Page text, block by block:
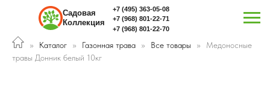
+7 (495) 363-05-08
+7 (968) 801-22-71
Садовая
Коллекция
+7 (968) 801-22-70
Каталог Газонная трава Все товары
Медоносные
травы Донник белый 10кг